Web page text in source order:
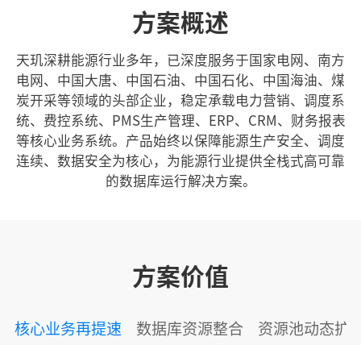
方案概述
天玑深耕能源行业多年，已深度服务于国家电网、南方
电网、中国大唐、中国石油、中国石化、中国海油、煤
炭开采等领域的头部企业，稳定承载电力营销、调度系
统、费控系统、PMS生产管理、ERP、CRM、财务报表
等核心业务系统。产品始终以保障能源生产安全、调度
连续、数据安全为核心，为能源行业提供全栈式高可靠
的数据库运行解决方案。
方案价值
核心业务再提速 数据库资源整合 资源池动态扩